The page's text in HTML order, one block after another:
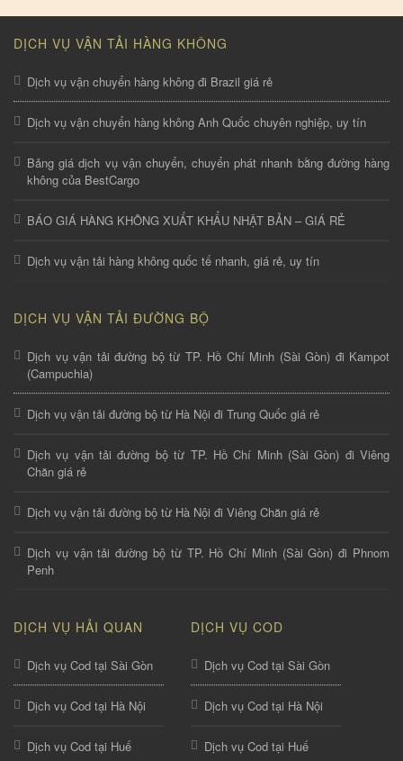
DỊCH VỤ VẬN TẢI HÀNG KHÔNG
Dịch vụ vận chuyển hàng không đi Brazil giá rẻ
Dịch vụ vận chuyển hàng không Anh Quốc chuyên nghiệp, uy tín
Bảng giá dịch vụ vận chuyển, chuyển phát nhanh bằng đường hàng
không của BestCargo
BÁO GIÁ HÀNG KHÔNG XUẤT KHẨU NHẬT BẢN – GIÁ RẺ
Dịch vụ vận tải hàng không quốc tế nhanh, giá rẻ, uy tín
DỊCH VỤ VẬN TẢI ĐƯỜNG BỘ
Dịch vụ vận tải đường bộ từ TP. Hồ Chí Minh (Sài Gòn) đi Kampot
(Campuchia)
Dịch vụ vận tải đường bộ từ Hà Nội đi Trung Quốc giá rẻ
Dịch vụ vận tải đường bộ từ TP. Hồ Chí Minh (Sài Gòn) đi Viêng
Chăn giá rẻ
Dịch vụ vận tải đường bộ từ Hà Nội đi Viêng Chăn giá rẻ
Dịch vụ vận tải đường bộ từ TP. Hồ Chí Minh (Sài Gòn) đi Phnom
Penh
DỊCH VỤ HẢI QUAN
Dịch vụ Cod tại Sài Gòn
Dịch vụ Cod tại Hà Nội
Dịch vụ Cod tại Huế
DỊCH VỤ COD
Dịch vụ Cod tại Sài Gòn
Dịch vụ Cod tại Hà Nội
Dịch vụ Cod tại Huế